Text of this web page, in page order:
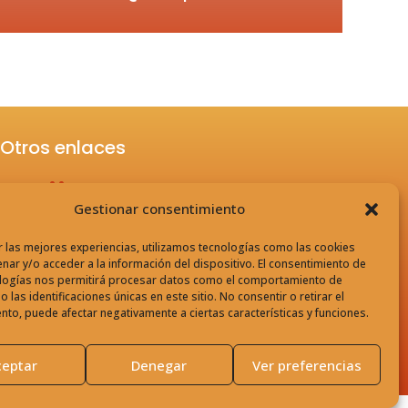
Gestionar consentimiento
las mejores experiencias, utilizamos tecnologías como las cookies
y/o acceder a la información del dispositivo. El consentimiento de
nos permitirá procesar datos como el comportamiento de
las identificaciones únicas en este sitio. No consentir o retirar el
puede afectar negativamente a ciertas características y funciones.
Denegar Ver preferencias
Otros enlaces
Aviso legal
Política de privacidad